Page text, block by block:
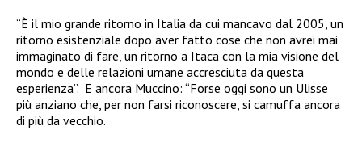
“È il mio grande ritorno in Italia da cui mancavo dal 2005, un
ritorno esistenziale dopo aver fatto cose che non avrei mai
immaginato di fare, un ritorno a Itaca con la mia visione del
mondo e delle relazioni umane accresciuta da questa
esperienza”. E ancora Muccino: “Forse oggi sono un Ulisse
più anziano che, per non farsi riconoscere, si camuffa ancora
di più da vecchio.